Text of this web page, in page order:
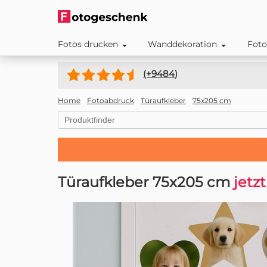
Fotos drucken Wanddekoration
(+9484)
Home Fotoabdruck Türaufkleber 75x205 cm
Türaufkleber 75x205 cm